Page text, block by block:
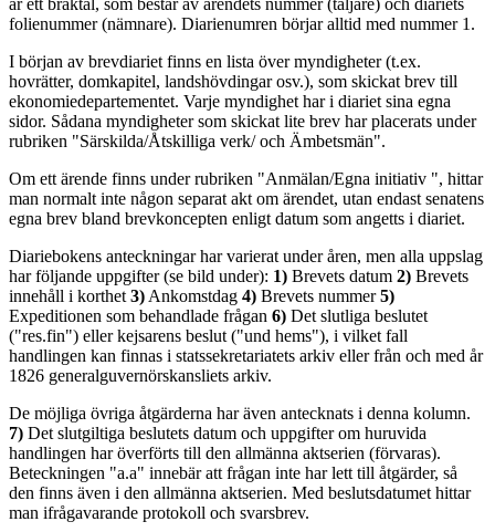
folienummer (nämnare). Diarienumren börjar alltid med nummer 1.
I början av brevdiariet finns en lista över myndigheter (t.ex.
hovrätter, domkapitel, landshövdingar osv.), som skickat brev till
ekonomiedepartementet. Varje myndighet har i diariet sina egna
sidor. Sådana myndigheter som skickat lite brev har placerats under
rubriken "Särskilda/Åtskilliga verk/ och Ämbetsmän".
Om ett ärende finns under rubriken "Anmälan/Egna initiativ ", hittar
man normalt inte någon separat akt om ärendet, utan endast senatens
egna brev bland brevkoncepten enligt datum som angetts i diariet.
Diariebokens anteckningar har varierat under åren, men alla uppslag
har följande uppgifter (se bild under): 1) Brevets datum 2) Brevets
innehåll i korthet 3) Ankomstdag 4) Brevets nummer5)
Expeditionen som behandlade frågan 6) Det slutliga beslutet
("res.fin") eller kejsarens beslut ("und hems"), i vilket fall
handlingen kan finnas i statssekretariatets arkiv eller från och med år
1826 generalguvernörskansliets arkiv.
De möjliga övriga åtgärderna har även antecknats i denna kolumn.
7) Det slutgiltiga beslutets datum och uppgifter om huruvida
handlingen har överförts till den allmänna aktserien (förvaras).
Beteckningen "a.a" innebär att frågan inte har lett till åtgärder, så
den finns även i den allmänna aktserien. Med beslutsdatumet hittar
man ifrågavarande protokoll och svarsbrev.